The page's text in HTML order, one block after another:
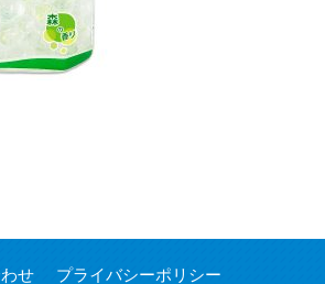
せ プライバシーポリシー